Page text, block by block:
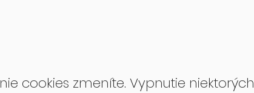
cookies zmeníte. Vypnutie niektorých